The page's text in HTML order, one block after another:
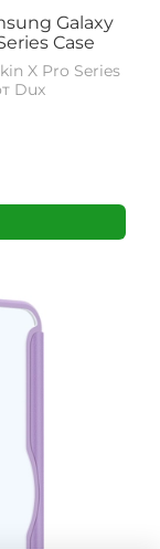
Galaxy
Case
X Pro Series
Dux